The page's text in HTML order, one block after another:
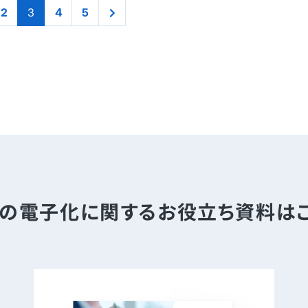
2 3 4 5
電子化に関するお役立ち資料は